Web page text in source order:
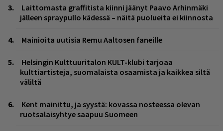
Laittomasta graffitista kiinni jäänyt Paavo Arhinmäki
jälleen spraypullo kädessä – näitä puolueita ei kiinnosta
Mainioita uutisia Remu Aaltosen faneille
Helsingin Kulttuuritalon KULT-klubi tarjoaa
kulttiartisteja, suomalaista osaamista ja kaikkea siltä
väliltä
Kent mainittu, ja syystä: kovassa nosteessa olevan
ruotsalaisyhtye saapuu Suomeen